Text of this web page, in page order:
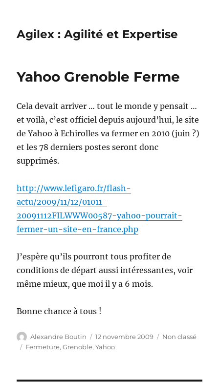
Agilex : Agilité et Expertise
Yahoo Grenoble Ferme
Cela devait arriver … tout le monde y pensait …
et voilà, c’est officiel depuis aujourd’hui, le site
de Yahoo à Echirolles va fermer en 2010 (juin ?)
et les 78 derniers postes seront donc
supprimés.
http://www.lefigaro.fr/flash-
actu/2009/11/12/01011-
20091112FILWWW00587-yahoo-pourrait-
fermer-un-site-en-france.php
J’espère qu’ils pourront tous profiter de
conditions de départ aussi intéressantes, voir
même mieux, que moi il y a 6 mois.
Bonne chance à tous !
Auteur
Alexandre Boutin
Publié
le
12 novembre 2009 Catégories
Non classé
Étiquettes
Fermeture,Grenoble,Yahoo